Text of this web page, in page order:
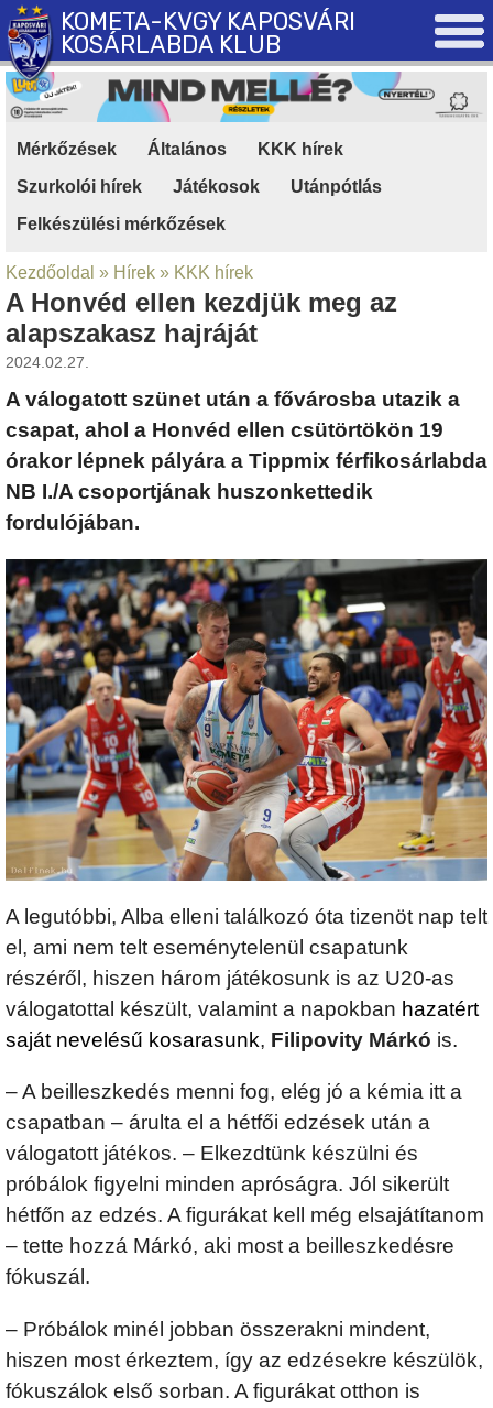
KOMETA-KVGY KAPOSVÁRI
KOSÁRLABDA KLUB
Mérkőzések Általános KKK hírek
Szurkolói hírek
Játékosok Utánpótlás
Felkészülési mérkőzések
Kezdőoldal » Hírek » KKK hírek
A Honvéd ellen kezdjük meg az
alapszakasz hajráját
2024.02.27.
A válogatott szünet után a fővárosba utazik a
csapat, ahol a Honvéd ellen csütörtökön 19
órakor lépnek pályára a Tippmix férfikosárlabda
NB I./A csoportjának huszonkettedik
fordulójában.
A legutóbbi, Alba elleni találkozó óta tizenöt nap telt
el, ami nem telt eseménytelenül csapatunk
részéről, hiszen három játékosunk is az U20-as
válogatottal készült, valamint a napokban hazatért
saját nevelésű kosarasunk, Filipovity Márkó is.
– A beilleszkedés menni fog, elég jó a kémia itt a
csapatban – árulta el a hétfői edzések után a
válogatott játékos. – Elkezdtünk készülni és
próbálok figyelni minden apróságra. Jól sikerült
hétfőn az edzés. A figurákat kell még elsajátítanom
– tette hozzá Márkó, aki most a beilleszkedésre
fókuszál.
– Próbálok minél jobban összerakni mindent,
hiszen most érkeztem, így az edzésekre készülök,
fókuszálok első sorban. A figurákat otthon is